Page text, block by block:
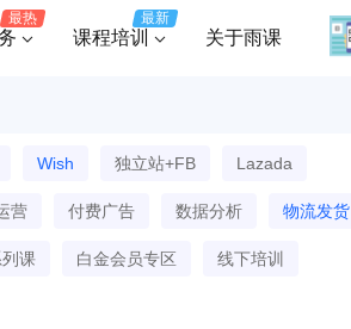
最热
课程培训
最新
关于雨课
Wish 独立站+FB Lazada
营 付费广告 数据分析 物流发货
列课 白金会员专区 线下培训